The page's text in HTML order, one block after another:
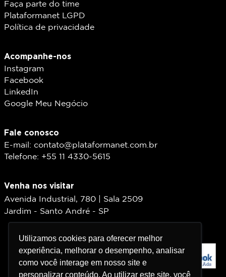
Utilizamos cookies para oferecer melhor
experiência, melhorar o desempenho, analisar
como você interage em nosso site e
personalizar conteúdo. Ao utilizar este site, você
Utilizamos cookies para oferecer melhor
experiência, melhorar o desempenho, analisar
como você interage em nosso site e
personalizar conteúdo. Ao utilizar este site, você
Faça parte do time
Plataformanet LGPD
Política de privacidade
Acompanhe-nos
Instagram
Facebook
LinkedIn
Google Meu Negócio
Fale conosco
E-mail: contato@plataformanet.com.br
Telefone: +55 11 4330-5615
Venha nos visitar
Avenida Industrial, 780 | Sala 2509
Jardim - Santo André - SP